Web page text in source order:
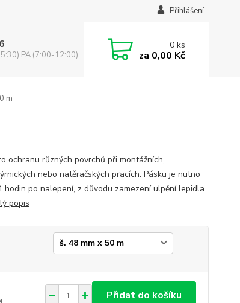
Přihlášení
PA (7:00-12:00)
0ks
za 0,00 Kč
m
ochranu různých povrchů při montážních,
nebo natěračských pracích. Pásku je nutno
hodin po nalepení, z důvodu zamezení ulpění lepidla
popis
Přidat do košíku